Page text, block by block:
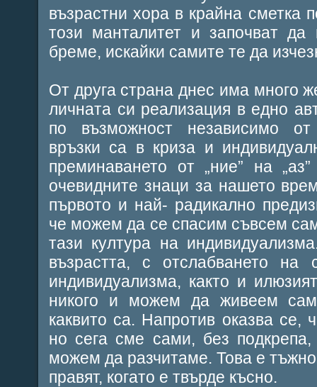
възрастни хора в крайна сметка
този манталитет и започват
бреме, искайки самите те да
От друга страна днес има много
личната си реализация в едно
по възможност независимо
връзки са в криза и
преминаването от „ние” на
очевидните знаци за нашето
първото и най- радикално
че можем да се спасим съвсем
тази култура на
възрастта, с отслабването
индивидуализма, както и
никого и можем да живеем
каквито са. Напротив оказва се,
но сега сме сами, без
можем да разчитаме. Това е
правят, когато е твърде късно.